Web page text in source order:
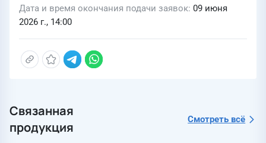
Дата и время окончания подачи заявок 09 июня
2026 г., 14:00
Связанная
продукция
Смотреть всё